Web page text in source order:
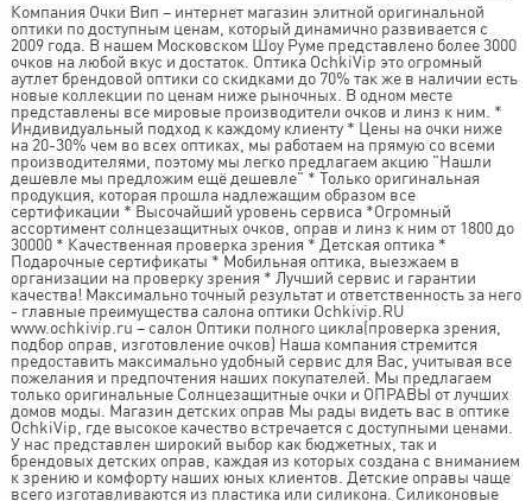
Компания Очки Вип – интернет магазин элитной оригинальной
оптики по доступным ценам, который динамично развивается с
2009 года. В нашем Московском Шоу Руме представлено более 3000
очков на любой вкус и достаток. Оптика OchkiVip это огромный
аутлет брендовой оптики со скидками до 70% так же в наличии есть
новые коллекции по ценам ниже рыночных. В одном месте
представлены все мировые производители очков и линз к ним. *
Индивидуальный подход к каждому клиенту * Цены на очки ниже
на 20-30% чем во всех оптиках, мы работаем на прямую со всеми
производителями, поэтому мы легко предлагаем акцию "Нашли
дешевле мы предложим ещё дешевле" * Только оригинальная
продукция, которая прошла надлежащим образом все
сертификации * Высочайший уровень сервиса *Огромный
ассортимент солнцезащитных очков, оправ и линз к ним от 1800 до
30000 * Качественная проверка зрения * Детская оптика *
Подарочные сертификаты * Мобильная оптика, выезжаем в
организации на проверку зрения * Лучший сервис и гарантии
качества! Максимально точный результат и ответственность за него
- главные преимущества салона оптики Ochkivip.RU
www.ochkivip.ru – салон Оптики полного цикла(проверка зрения,
подбор оправ, изготовление очков) Наша компания стремится
предоставить максимально удобный сервис для Вас, учитывая все
пожелания и предпочтения наших покупателей. Мы предлагаем
только оригинальные Солнцезащитные очки и ОПРАВЫ от лучших
домов моды. Магазин детских оправ Мы рады видеть вас в оптике
OchkiVip, где высокое качество встречается с доступными ценами.
У нас представлен широкий выбор как бюджетных, так и
брендовых детских оправ, каждая из которых создана с вниманием
к зрению и комфорту наших юных клиентов. Детские оправы чаще
всего изготавливаются из пластика или силикона. Силиконовые